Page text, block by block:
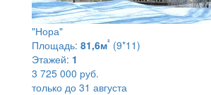
"Нора"
Площадь: 81,6м² (9*11)
Этажей: 1
3 725 000 руб.
только до 31 августа